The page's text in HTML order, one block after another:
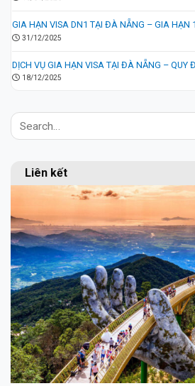
GIA HẠN VISA DN1 TẠI ĐÀ NẴNG – GIA HẠN
31/12/2025
DỊCH VỤ GIA HẠN VISA TẠI ĐÀ NẴNG – QUY
18/12/2025
Liên kết